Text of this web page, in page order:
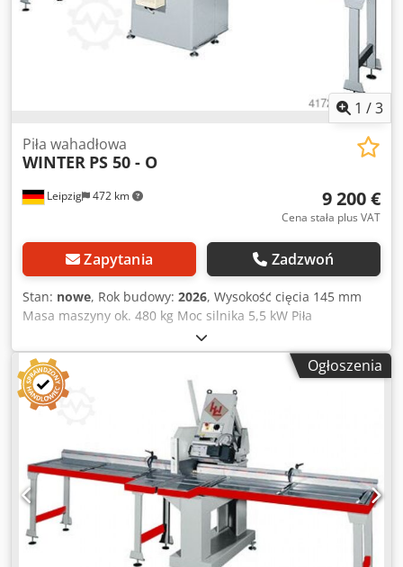
1 /3
Leipzig 472 km
Piła wahadłowa
WINTER PS 50 - O
9 200 €
Cena stała plus VAT
Zapytania Zadzwoń
Stan: nowe, Rok budowy: 2026, Wysokość cięcia 145 mm
Masa maszyny ok. 480 kg Moc silnika 5,5 kW Piła
wahadłowa WINTER PS 50 - O - Wysokość cięcia: 145 mm -
Długość cięcia: 510 mm przy 90° - Długość cięcia: 350 mm
przy 45° - Regulacja tarczy (prawo/lewo): -45° - 0° - 45° -
Moc silnika: 5,5 kW - Napięcie znamionowe: 400 V / 50 Hz -
Prędkość obrotowa: 2800 obr./min - Średnica tarczy: 500
mm, otwór: 30 mm - Ręczne podawanie materiału - Otwór
wylotowy: 150 mm - Certyfikat CE - Waga: 480 kg Zakres
dostawy: - Stół podawczy 1 m z prowadnicą prawą - Stół
odbiorczy 1 m z prowadnicą lewą - Tarcza HM 500 mm
Dcjdjyk H Ubjpfx Ah Djk - Przedłużenie stołu podawczego:
400 EUR/m - Przedłużenie stołu odbiorczego: 400 EUR/m -
Ogranicznik ręczny, szerokość 60 mm: 125 EUR -
Ogranicznik ręczny, szerokość 250 mm: 205 EUR -
Ogłoszenia